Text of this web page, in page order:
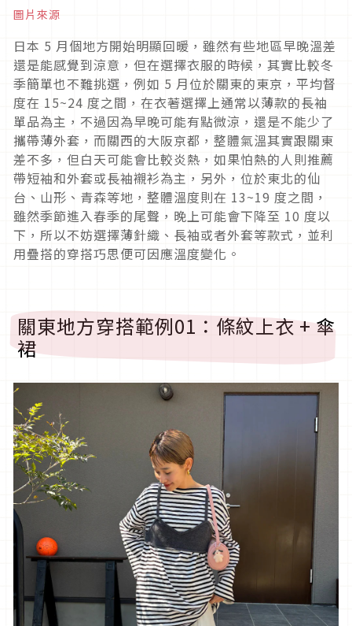
圖片來源
日本 5 月個地方開始明顯回暖，雖然有些地區早晚溫差
還是能感覺到涼意，但在選擇衣服的時候，其實比較冬
季簡單也不難挑選，例如 5 月位於關東的東京，平均督
度在 15~24 度之間，在衣著選擇上通常以薄款的長袖
單品為主，不過因為早晚可能有點微涼，還是不能少了
攜帶薄外套，而關西的大阪京都，整體氣溫其實跟關東
差不多，但白天可能會比較炎熱，如果怕熱的人則推薦
帶短袖和外套或長袖襯衫為主，另外，位於東北的仙
台、山形、青森等地，整體溫度則在 13~19 度之間，
雖然季節進入春季的尾聲，晚上可能會下降至 10 度以
下，所以不妨選擇薄針織、長袖或者外套等款式，並利
用疊搭的穿搭巧思便可因應溫度變化。
關東地方穿搭範例01 ：條紋上衣+傘
裙